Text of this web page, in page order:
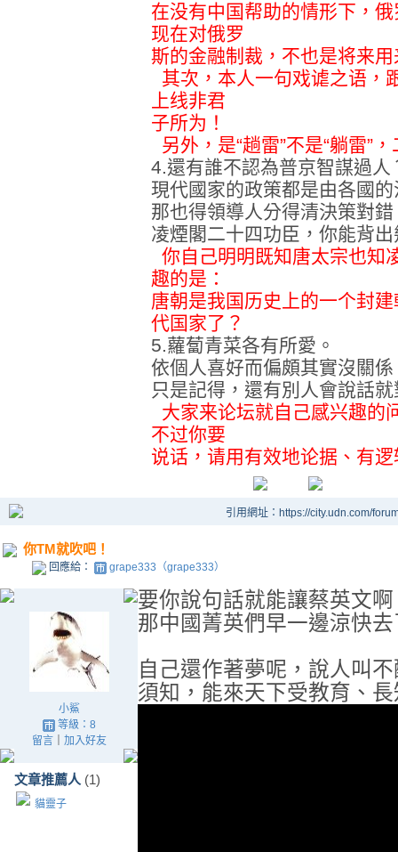
在没有中国帮助的情形下，
现在对俄罗
斯的金融制裁，不也是将来
其次，本人一句戏谑之语，
上线非君
子所为！
另外，是“趟雷”不是“躺雷”
4.還有誰不認為普京智謀過
現代國家的政策都是由各國
那也得領導人分得清決策對
凌煙閣二十四功臣，你能背
你自己明明既知唐太宗也知
趣的是：
唐朝是我国历史上的一个封
代国家了？
5.蘿蔔青菜各有所愛。
依個人喜好而偏頗其實沒關
只是記得，還有別人會說話
大家来论坛就自己感兴趣的
不过你要
说话，请用有效地论据、有
引用網址：https://city.udn.com/
你TM就吹吧！
回應給： grape333（grape333）
小鯊
等級：8
留言｜ 加入好友
文章推薦人 (1)
貓靈子
要你說句話就能讓蔡英文啊
那中國菁英們早一邊涼快去
自己還作著夢呢 ，說人叫
須知 ， 能來天下受教育 、